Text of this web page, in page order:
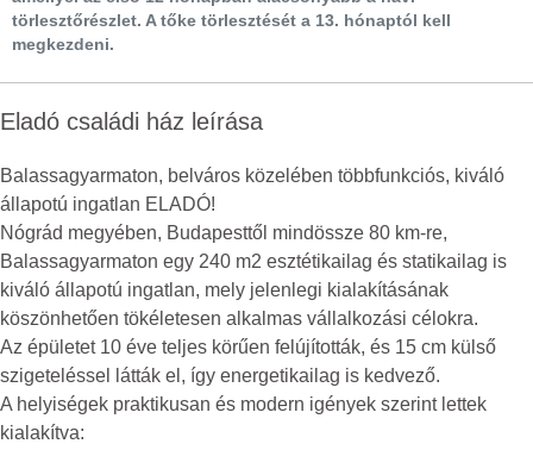
törlesztőrészlet. A tőke törlesztését a 13. hónaptól kell
megkezdeni.
Eladó családi ház leírása
Balassagyarmaton, belváros közelében többfunkciós, kiváló
állapotú ingatlan ELADÓ!
Nógrád megyében, Budapesttől mindössze 80 km-re,
Balassagyarmaton egy 240 m2 esztétikailag és statikailag is
kiváló állapotú ingatlan, mely jelenlegi kialakításának
köszönhetően tökéletesen alkalmas vállalkozási célokra.
Az épületet 10 éve teljes körűen felújították, és 15 cm külső
szigeteléssel látták el, így energetikailag is kedvező.
A helyiségek praktikusan és modern igények szerint lettek
kialakítva: